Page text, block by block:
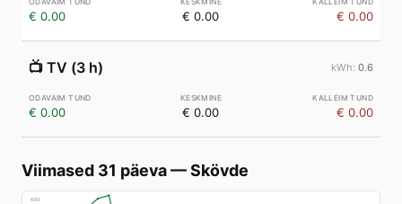
€ 0.00 € 0.00 € 0.00
📺 TV (3 h) 0.6
€ 0.00 € 0.00 € 0.00
Viimased 31 päeva—Skövde
€83